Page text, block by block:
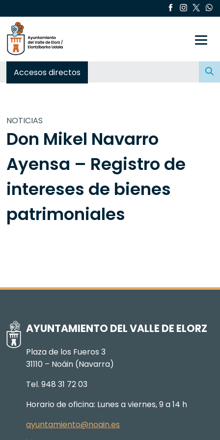
Accesos directos
Buscar:
NOTICIAS
Don Mikel Navarro
Ayensa – Registro de
intereses de bienes
patrimoniales
AYUNTAMIENTO DEL VALLE DE ELORZ
Plaza de los Fueros 3
31110 – Noáin (Navarra)
Tel. 948 31 72 03
Horario de oficina: Lunes a viernes, 9 a 14 h
ayuntamiento@noain.es